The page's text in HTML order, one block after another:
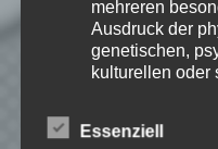
Ich bin
Gamer und
eigentlich alles
Jedes Spiel hat
jemandem das
bringen kann.
mehreren
Ausdruck der
genetischen,
kulturellen oder
Essenziell